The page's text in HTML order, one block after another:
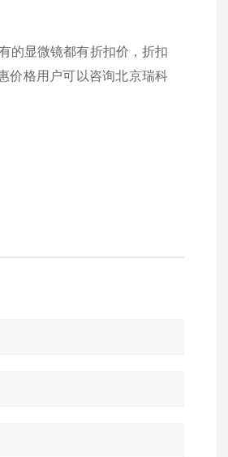
的显微镜都有折扣价，折扣
价格用户可以咨询北京瑞科